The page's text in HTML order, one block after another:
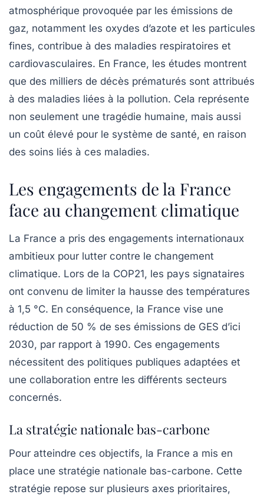
atmosphérique provoquée par les émissions de
gaz, notamment les oxydes d’azote et les particules
fines, contribue à des maladies respiratoires et
cardiovasculaires. En France, les études montrent
que des milliers de décès prématurés sont attribués
à des maladies liées à la pollution. Cela représente
non seulement une tragédie humaine, mais aussi
un coût élevé pour le système de santé, en raison
des soins liés à ces maladies.
Les engagements de la France
face au changement climatique
La France a pris des engagements internationaux
ambitieux pour lutter contre le changement
climatique. Lors de la COP21, les pays signataires
ont convenu de limiter la hausse des températures
à 1,5 °C. En conséquence, la France vise une
réduction de 50 % de ses émissions de GES d’ici
2030, par rapport à 1990. Ces engagements
nécessitent des politiques publiques adaptées et
une collaboration entre les différents secteurs
concernés.
La stratégie nationale bas-carbone
Pour atteindre ces objectifs, la France a mis en
place une stratégie nationale bas-carbone. Cette
stratégie repose sur plusieurs axes prioritaires,